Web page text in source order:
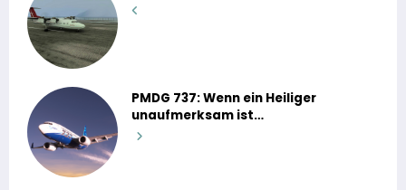
PMDG 737: Wenn ein Heiliger
unaufmerksam ist…